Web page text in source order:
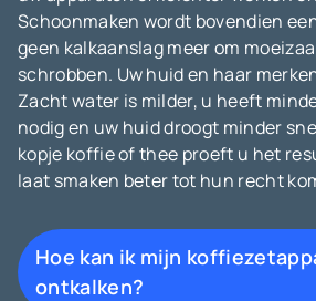
Schoonmaken wordt bovendien
geen kalkaanslag meer om
schrobben. Uw huid en haar
Zacht water is milder, u heeft
nodig en uw huid droogt minder
kopje koffie of thee proeft u het
laat smaken beter tot hun recht
Hoe kan ik mijn
ontkalken?